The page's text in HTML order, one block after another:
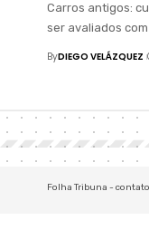
Carros antigos:
ser avaliados
ByDIEGO VELÁZQUEZ
Folha Tribuna -